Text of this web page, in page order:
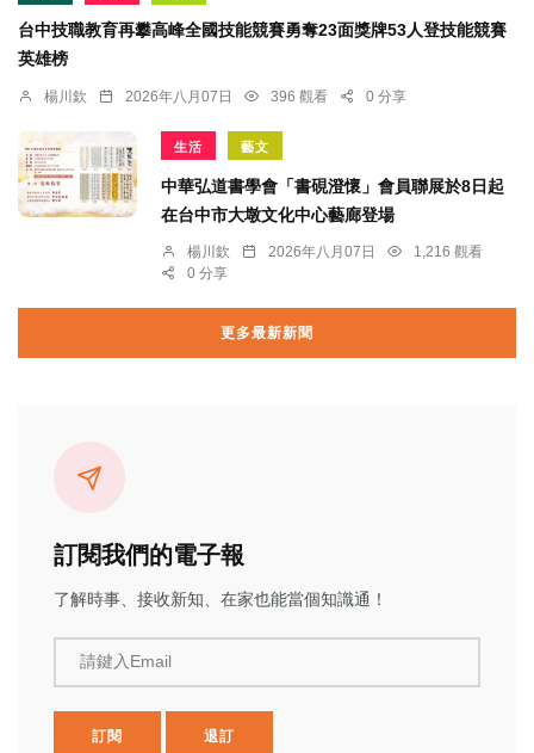
台中技職教育再攀高峰全國技能競賽勇奪23面獎牌53人登技能競賽
英雄榜
楊川欽 2026年八月07日 396 觀看 0 分享
生活 藝文
中華弘道書學會「書硯澄懷」會員聯展於8日起
在台中市大墩文化中心藝廊登場
楊川欽 2026年八月07日
1,216 觀看
0 分享
更多最新新聞
訂閱我們的電子報
了解時事、接收新知、在家也能當個知識通！
請鍵入Email
訂閱 退訂